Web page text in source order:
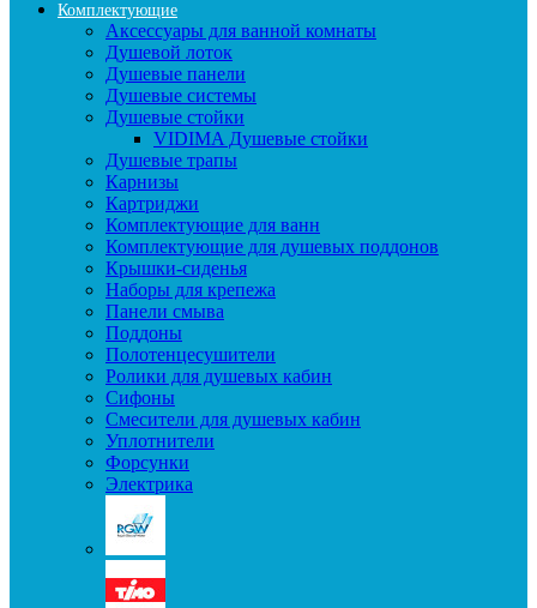
Комплектующие
Аксессуары для ванной комнаты
Душевой лоток
Душевые панели
Душевые системы
Душевые стойки
VIDIMA Душевые стойки
Душевые трапы
Карнизы
Картриджи
Комплектующие для ванн
Комплектующие для душевых поддонов
Крышки-сиденья
Наборы для крепежа
Панели смыва
Поддоны
Полотенцесушители
Ролики для душевых кабин
Сифоны
Смесители для душевых кабин
Уплотнители
Форсунки
Электрика